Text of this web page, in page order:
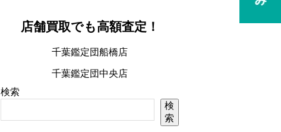
店舗買取でも高額査定！
千葉鑑定団船橋店
千葉鑑定団中央店
検索
検
索